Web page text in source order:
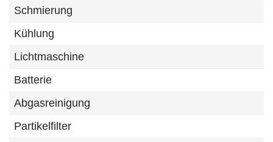
Schmierung
Kühlung
Lichtmaschine
Batterie
Abgasreinigung
Partikelfilter